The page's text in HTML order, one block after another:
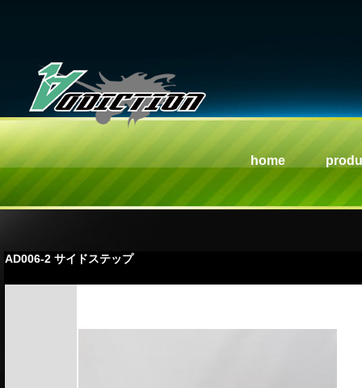
home
AD006-2 サイドステップ